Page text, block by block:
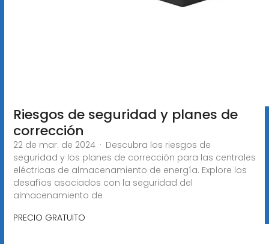
Riesgos de seguridad y planes de
corrección
22 de mar. de 2024 · Descubra los riesgos de
seguridad y los planes de corrección para las centrales
eléctricas de almacenamiento de energía. Explore los
desafíos asociados con la seguridad del
almacenamiento de
PRECIO GRATUITO